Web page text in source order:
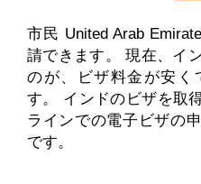
市民 United Arab
請できます。 現在、イ
のが、ビザ料金が安く
す。 インドのビザを取
ラインでの電子ビザの
です。